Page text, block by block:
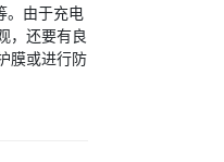
。由于充电
，还要有良
膜或进行防